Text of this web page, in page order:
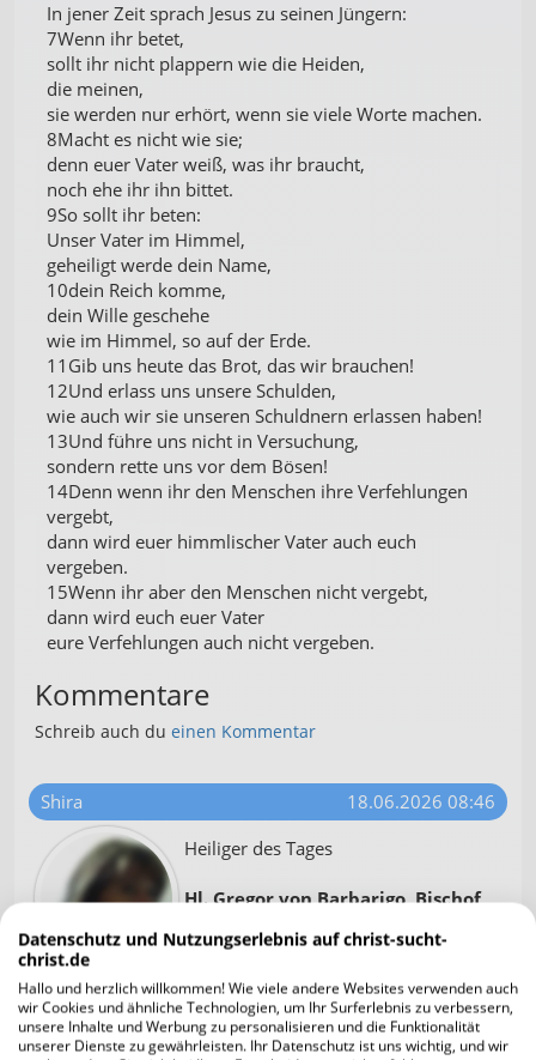
In jener Zeit sprach Jesus zu seinen Jüngern:
7Wenn ihr betet,
sollt ihr nicht plappern wie die Heiden,
die meinen,
sie werden nur erhört, wenn sie viele Worte machen.
8Macht es nicht wie sie;
denn euer Vater weiß, was ihr braucht,
noch ehe ihr ihn bittet.
9So sollt ihr beten:
Unser Vater im Himmel,
geheiligt werde dein Name,
10dein Reich komme,
dein Wille geschehe
wie im Himmel, so auf der Erde.
11Gib uns heute das Brot, das wir brauchen!
12Und erlass uns unsere Schulden,
wie auch wir sie unseren Schuldnern erlassen haben!
13Und führe uns nicht in Versuchung,
sondern rette uns vor dem Bösen!
14Denn wenn ihr den Menschen ihre Verfehlungen
vergebt,
dann wird euer himmlischer Vater auch euch
vergeben.
15Wenn ihr aber den Menschen nicht vergebt,
dann wird euch euer Vater
eure Verfehlungen auch nicht vergeben.
Kommentare
Schreib auch du einen Kommentar
Shira
18.06.2026 08:46
Heiliger des Tages
Hl. Gregor von Barbarigo, Bischof
Kardinal
Gregor Barbarigo erfährt früh Leid, als er mit nur
zwei Jahren seine Mutter durch die Pest verliert.
Sein Vater, ein Senator der Republik Venedig – wo
Datenschutz und Nutzungserlebnis auf christ-sucht-
christ.de
Hallo und herzlich willkommen! Wie viele andere Websites verwenden auch
wir Cookies und ähnliche Technologien, um Ihr Surferlebnis zu verbessern,
unsere Inhalte und Werbung zu personalisieren und die Funktionalität
unserer Dienste zu gewährleisten. Ihr Datenschutz ist uns wichtig, und wir